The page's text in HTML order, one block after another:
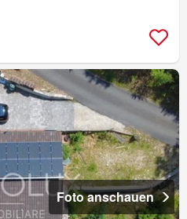
Foto anschauen